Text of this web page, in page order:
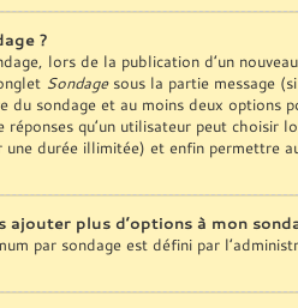
?
lors de la publication d’un
Sondagesous la partie message
du sondage et au moins deux options
réponses qu’un utilisateur peut
une durée illimitée) et enfin permettre
plus d’options à mon
par sondage est défini par